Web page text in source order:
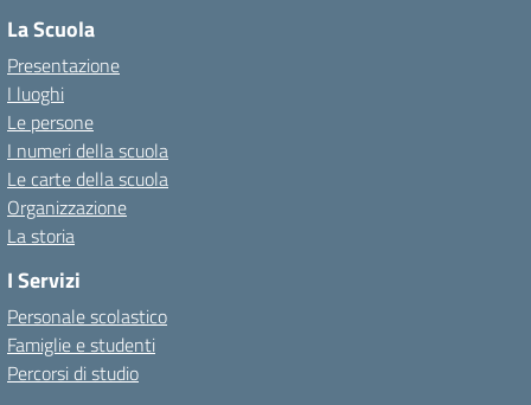
La Scuola
Presentazione
I luoghi
Le persone
I numeri della scuola
Le carte della scuola
Organizzazione
La storia
I Servizi
Personale scolastico
Famiglie e studenti
Percorsi di studio